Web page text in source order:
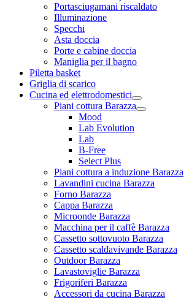
Portasciugamani riscaldato
Illuminazione
Specchi
Asta doccia
Porte e cabine doccia
Maniglia per il bagno
Piletta basket
Griglia di scarico
Cucina ed elettrodomestici
Piani cottura Barazza
Mood
Lab Evolution
Lab
B-Free
Select Plus
Piani cottura a induzione Barazza
Lavandini cucina Barazza
Forno Barazza
Cappa Barazza
Microonde Barazza
Macchina per il caffè Barazza
Cassetto sottovuoto Barazza
Cassetto scaldavivande Barazza
Outdoor Barazza
Lavastoviglie Barazza
Frigoriferi Barazza
Accessori da cucina Barazza